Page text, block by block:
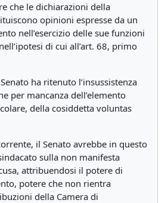
che le dichiarazioni della
opinioni espresse da un
nell’esercizio delle sue funzioni
di cui all’art. 68, primo
ha ritenuto l’insussistenza
per mancanza dell’elemento
della cosiddetta voluntas
il Senato avrebbe in questo
sulla non manifesta
attribuendosi il potere di
potere che non rientra
della Camera di